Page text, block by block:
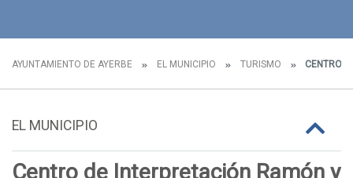
AYUNTAMIENTO DE AYERBE EL MUNICIPIO TURISMO CENTRO
EL MUNICIPIO
Centro de Interpretación Ramón y